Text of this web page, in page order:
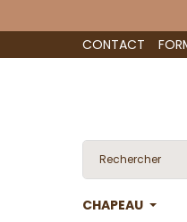
CONTACT
CHAPEAU